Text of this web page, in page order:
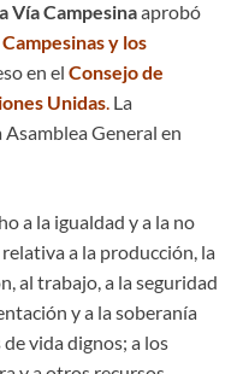
Vía Campesinaaprobó
y los
en el Consejo de
Unidas La
General en
a la igualdad y a la no
a la producción, la
al trabajo, a la seguridad
y a la soberanía
vida dignos; a los